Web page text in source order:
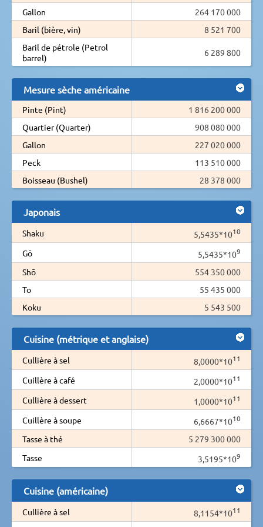
Gallon
264 170 000
Baril (bière, vin)
8 521 700
Baril de pétrole (Petrol
barrel)
6 289 800
Mesure sèche américaine
Pinte (Pint)
1 816 200 000
Quartier (Quarter)
908 080 000
Gallon
227 020 000
Peck
113 510 000
Boisseau (Bushel)
28 378 000
Japonais
Shaku 5,5435*1010
Gō 5,5435*109
Shō
554 350 000
To
55 435 000
Koku
5 543 500
Cuisine (métrique et anglaise)
Cullière à sel 8,0000*1011
Cuillère à café 2,0000*1011
Cullière à dessert 1,0000*1011
Cuillère à soupe 6,6667*1010
Tasse à thé
5 279 300 000
Tasse
3,5195*109
Cuisine (américaine)
Cullière à sel 8,1154*1011